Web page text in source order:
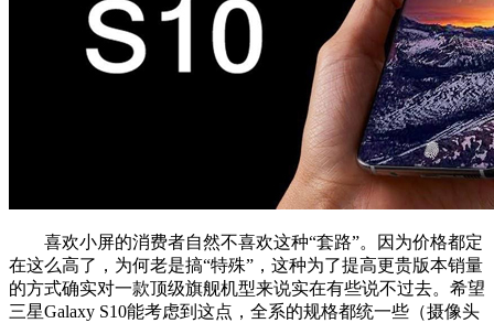
喜欢小屏的消费者自然不喜欢这种“套路”。因为价格都定
在这么高了，为何老是搞“特殊”，这种为了提高更贵版本销量
的方式确实对一款顶级旗舰机型来说实在有些说不过去。希望
三星Galaxy S10能考虑到这点，全系的规格都统一些（摄像头